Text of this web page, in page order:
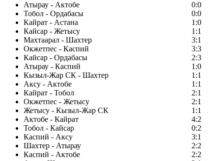
Атырау - Актобе
0:0
Тобол - Ордабасы
0:0
Кайрат - Астана
1:0
Кайсар - Жетысу
1:1
Махтаарал - Шахтер
3:1
Окжетпес - Каспий
3:3
Кайсар - Ордабасы
2:3
Атырау - Каспий
1:0
Кызыл-Жар СК - Шахтер
1:1
Аксу - Актобе
1:1
Кайрат - Тобол
2:1
Окжетпес - Жетысу
2:1
Жетысу - Кызыл-Жар СК
1:1
Актобе - Кайрат
4:2
Тобол - Кайсар
0:2
Каспий - Аксу
3:1
Шахтер - Атырау
2:2
Каспий - Актобе
2:2